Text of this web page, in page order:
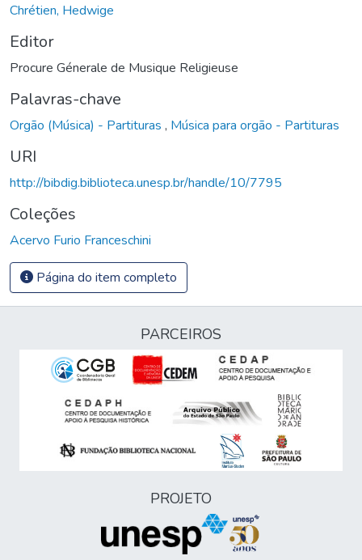
Chrétien, Hedwige
Editor
Procure Génerale de Musique Religieuse
Palavras-chave
Orgão (Música) - Partituras , Música para orgão - Partituras
URI
http://bibdig.biblioteca.unesp.br/handle/10/7795
Coleções
Acervo Furio Franceschini
Página do item completo
PARCEIROS
PROJETO